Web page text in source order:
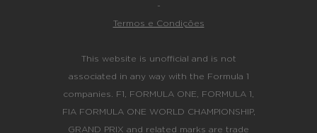
-
Termos e Condições
This website is unofficial and is not
associated in any way with the Formula 1
companies. F1, FORMULA ONE, FORMULA 1,
FIA FORMULA ONE WORLD CHAMPIONSHIP,
GRAND PRIX and related marks are trade